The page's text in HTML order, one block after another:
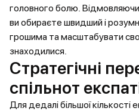
головного болю.
ви обираєте швидший і
грошима та масштабувати
знаходилися.
Стратегічні
спільнот
Для дедалі більшої кількості